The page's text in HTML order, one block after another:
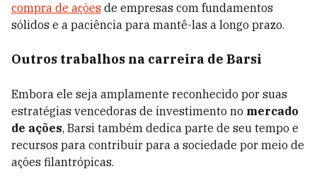
compra de ações de empresas com fundamentos
sólidos e a paciência para mantê-las a longo prazo.
Outros trabalhos na carreira de Barsi
Embora ele seja amplamente reconhecido por suas
estratégias vencedoras de investimento no mercado
de ações, Barsi também dedica parte de seu tempo e
recursos para contribuir para a sociedade por meio de
ações filantrópicas.